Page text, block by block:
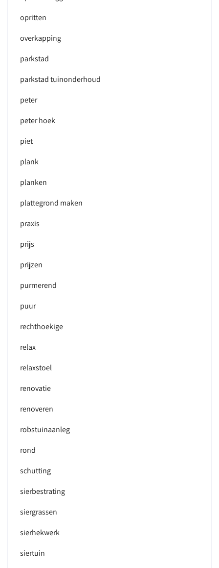
opritten
overkapping
parkstad
parkstad tuinonderhoud
peter
peter hoek
piet
plank
planken
plattegrond maken
praxis
prijs
prijzen
purmerend
puur
rechthoekige
relax
relaxstoel
renovatie
renoveren
robstuinaanleg
rond
schutting
sierbestrating
siergrassen
sierhekwerk
siertuin